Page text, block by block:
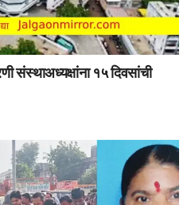
संस्थाअध्यक्षांना १५ दिवसांची